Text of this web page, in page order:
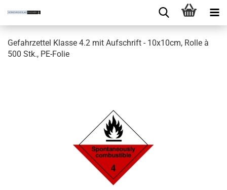
Gefahrzettel Klasse 4.2 mit Aufschrift - 10x10cm, Rolle à
500 Stk., PE-Folie